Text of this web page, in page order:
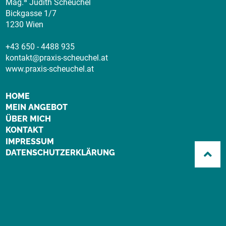
Mag. Judith Scheuchel
Bickgasse 1/7
1230 Wien
+43 650 - 4488 935
kontakt@praxis-scheuchel.at
www.praxis-scheuchel.at
HOME
MEIN ANGEBOT
ÜBER MICH
KONTAKT
IMPRESSUM
DATENSCHUTZERKLÄRUNG